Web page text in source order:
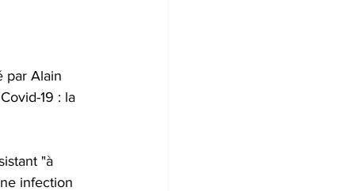
par Alain
19 : la
"à
infection